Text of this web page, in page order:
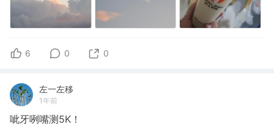
6 0 0
左一左移
1年前
呲牙咧嘴测5K！